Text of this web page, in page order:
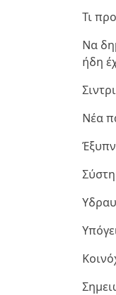
Τι
Να
ήδη
Νέα